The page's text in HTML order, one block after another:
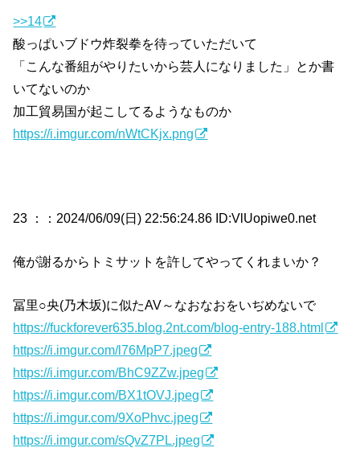
>>14
酸っぱいブドウ炸裂拳を待っていただいて
「こんな番組がやりたいから芸人になりました」とか書
いてないのか
加工貿易国が起こしてるようなものか
https://i.imgur.com/nWtCKjx.png
23 ： ：2024/06/09(日) 22:56:24.86 ID:VlUopiwe0.net
俺が謝るからトミサットを許してやってくれまいか？
冨里○央(乃木坂)に似たAV～なおなおをいぢめないで
https://fuckforever635.blog.2nt.com/blog-entry-188.html
https://i.imgur.com/l76MpP7.jpeg
https://i.imgur.com/BhC9ZZw.jpeg
https://i.imgur.com/BX1tOVJ.jpeg
https://i.imgur.com/9XoPhvc.jpeg
https://i.imgur.com/sQvZ7PL.jpeg